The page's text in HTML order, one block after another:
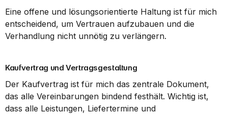
Eine offene und lösungsorientierte Haltung ist für mich
entscheidend, um Vertrauen aufzubauen und die
Verhandlung nicht unnötig zu verlängern.
Kaufvertrag und Vertragsgestaltung
Der Kaufvertrag ist für mich das zentrale Dokument,
das alle Vereinbarungen bindend festhält. Wichtig ist,
dass alle Leistungen, Liefertermine und